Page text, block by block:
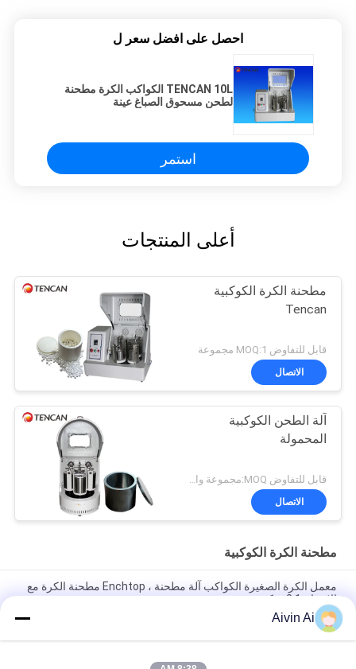
احصل على افضل سعر ل
TENCAN 10L الكواكب الكرة مطحنة
لطحن مسحوق الصباغ عينة
استمر
أعلى المنتجات
مطحنة الكرة الكوكبية
Tencan
قابل للتفاوض MOQ:1 مجموعة
الاتصال
آلة الطحن الكوكبية
المحمولة
الاتصال
مطحنة الكرة الكوكبية
معمل الكرة الصغيرة الكواكب آلة مطحنة ، Enchtop مطحنة الكرة مع
الإخراج 0.1 ميكرون
الإخراج 0.1 ميكرون 220 فولت امدادات الطاقة
Aivin Ai